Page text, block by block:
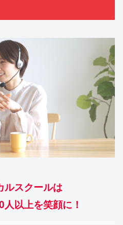
ルスクールは
以上を笑顔に！